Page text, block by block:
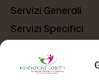
Servizi Generali
Servizi Specifici
LINK UTILI